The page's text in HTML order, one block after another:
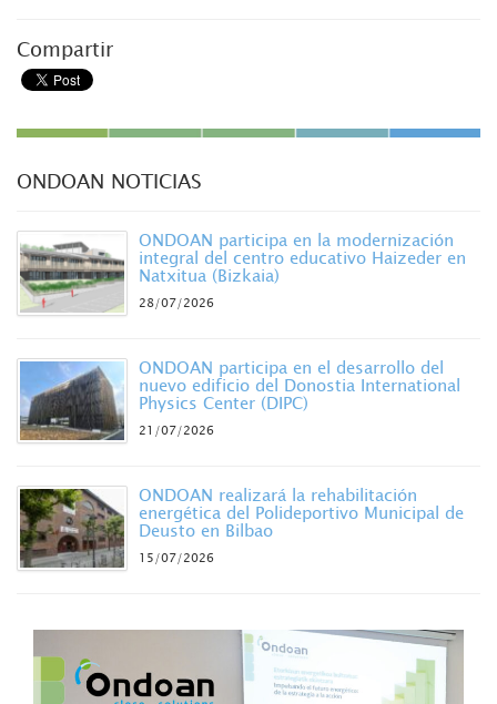
Compartir
ONDOAN NOTICIAS
ONDOAN participa en la modernización
integral del centro educativo Haizeder en
Natxitua (Bizkaia)
28/07/2026
ONDOAN participa en el desarrollo del
nuevo edificio del Donostia International
Physics Center (DIPC)
21/07/2026
ONDOAN realizará la rehabilitación
energética del Polideportivo Municipal de
Deusto en Bilbao
15/07/2026